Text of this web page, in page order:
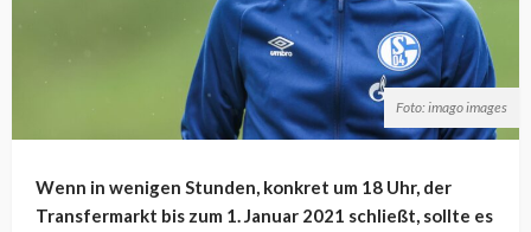
Foto: imago images
Wenn in wenigen Stunden, konkret um 18 Uhr, der
Transfermarkt bis zum 1. Januar 2021 schließt, sollte es